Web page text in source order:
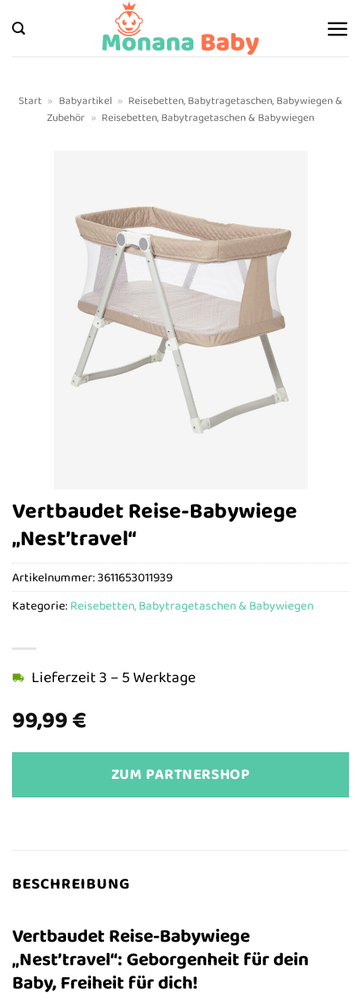
Inhalt
springen
Start » Babyartikel » Reisebetten, Babytragetaschen, Babywiegen &
Zubehör » Reisebetten, Babytragetaschen & Babywiegen
Vertbaudet Reise-Babywiege
„Nest’travel“
99,99€
Lieferzeit 3 – 5 Werktage
ZUM PARTNERSHOP
Artikelnummer:3611653011939
Kategorie:Reisebetten, Babytragetaschen & Babywiegen
BESCHREIBUNG
Vertbaudet Reise-Babywiege
„Nest’travel“: Geborgenheit für dein
Baby, Freiheit für dich!